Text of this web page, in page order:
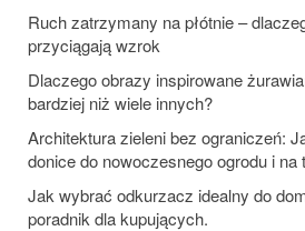
Ruch zatrzymany na płótnie –
przyciągają wzrok
Dlaczego obrazy inspirowane
bardziej niż wiele innych?
Architektura zieleni bez ograniczeń:
donice do nowoczesnego ogrodu i na
Jak wybrać odkurzacz idealny do
poradnik dla kupujących.